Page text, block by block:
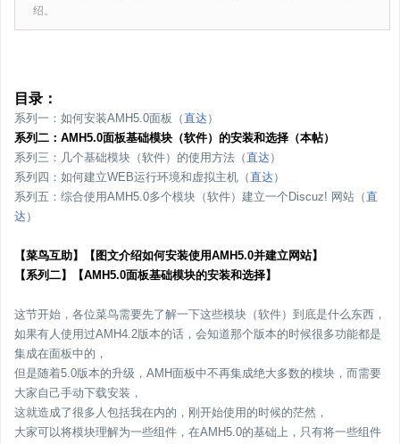
绍。
目录：
系列一：如何安装AMH5.0面板（直达 ）
系列二：AMH5.0面板基础模块（软件）的安装和选择（本帖）
系列三：几个基础模块（软件）的使用方法（直达 ）
系列四：如何建立WEB运行环境和虚拟主机（直达 ）
系列五：综合使用AMH5.0多个模块（软件）建立一个Discuz! 网站（直
达 ）
【菜鸟互助】【图文介绍如何安装使用AMH5.0并建立网站】
【系列二】【AMH5.0面板基础模块的安装和选择】
这节开始，各位菜鸟需要先了解一下这些模块（软件）到底是什么东西，
如果有人使用过AMH4.2版本的话，会知道那个版本的时候很多功能都是
集成在面板中的，
但是随着5.0版本的升级，AMH面板中不再集成绝大多数的模块，而需要
大家自己手动下载安装，
这就造成了很多人包括我在内的，刚开始使用的时候的茫然，
大家可以将模块理解为一些组件，在AMH5.0的基础上，只有将一些组件